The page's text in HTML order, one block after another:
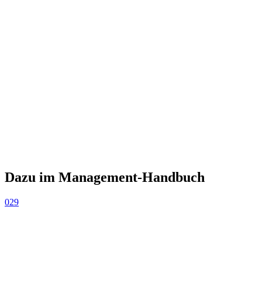
Dazu im Management-Handbuch
029